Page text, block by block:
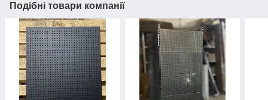
Подібні товари компанії